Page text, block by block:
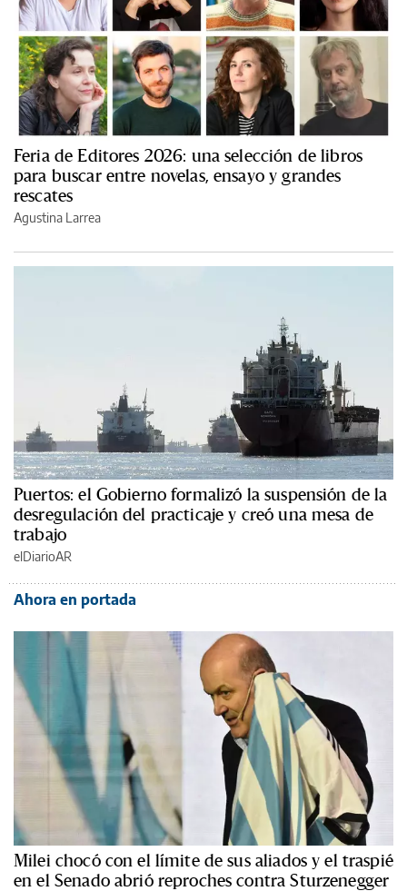
Feria de Editores 2026: una selección de libros
para buscar entre novelas, ensayo y grandes
rescates
Agustina Larrea
Puertos: el Gobierno formalizó la suspensión de la
desregulación del practicaje y creó una mesa de
trabajo
elDiarioAR
Ahora en portada
Milei chocó con el límite de sus aliados y el traspié
en el Senado abrió reproches contra Sturzenegger